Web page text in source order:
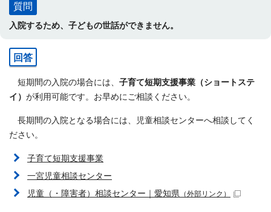
質問
入院するため、子どもの世話ができません。
回答
短期間の入院の場合には、 子育て短期支援事業（ショートステ
イ） が利用可能です。お早めにご相談ください。
長期間の入院となる場合には、児童相談センターへ相談してく
ださい。
子育て短期支援事業
一宮児童相談センター
児童（・障害者）相談センター｜愛知県 （外部リンク）